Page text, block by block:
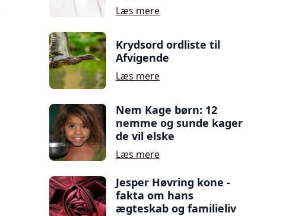
Læs mere
Krydsord ordliste til
Afvigende
Læs mere
Nem Kage børn: 12
nemme og sunde kager
de vil elske
Læs mere
Jesper Høvring kone -
fakta om hans
ægteskab og familieliv